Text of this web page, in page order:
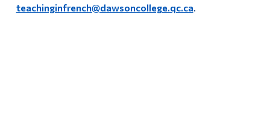
teachinginfrench@dawsoncollege.qc.ca.